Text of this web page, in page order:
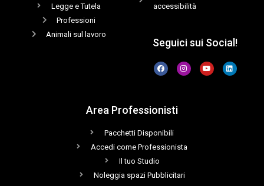
Legge e Tutela
Professioni
Animali sul lavoro
accessibilità
Seguici sui Social!
Area Professionisti
Pacchetti Disponibili
Accedi come Professionista
Il tuo Studio
Noleggia spazi Pubblicitari